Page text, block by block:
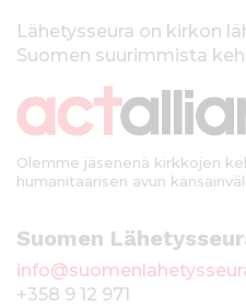
kLähetysseura on kirkon
Suomen suurimmista
Olemme jäsenenä kirkkojen
humanitaarisen avun
Suomen
+358 9 12 971